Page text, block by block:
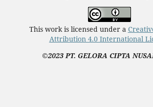
This work is licensed under a
Attribution 4.0 International
©2023 PT. GELORA CIPTA